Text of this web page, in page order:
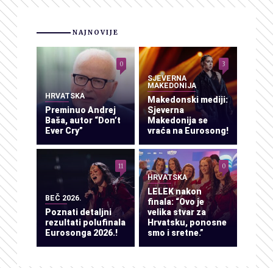
NAJNOVIJE
HRVATSKA
Preminuo Andrej
Baša, autor “Don’t
Ever Cry”
0
SJEVERNA
MAKEDONIJA
Makedonski mediji:
Sjeverna
Makedonija se
vraća na Eurosong!
3
BEČ 2026.
Poznati detaljni
rezultati polufinala
Eurosonga 2026.!
11
HRVATSKA
LELEK nakon
finala: “Ovo je
velika stvar za
Hrvatsku, ponosne
smo i sretne.”
0